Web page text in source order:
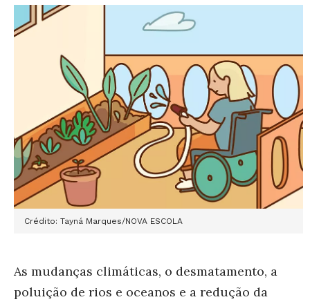
Crédito: Tayná Marques/NOVA ESCOLA
As mudanças climáticas, o desmatamento, a
poluição de rios e oceanos e a redução da